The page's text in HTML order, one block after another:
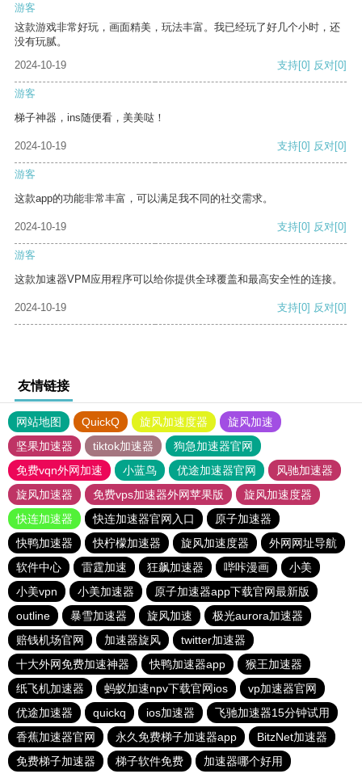
游客
这款游戏非常好玩，画面精美，玩法丰富。我已经玩了好几个小时，还
没有玩腻。
2024-10-19
支持[0] 反对[0]
游客
梯子神器，ins随便看，美美哒！
2024-10-19 支持[0] 反对[0]
游客
这款app的功能非常丰富，可以满足我不同的社交需求。
2024-10-19 支持[0] 反对[0]
游客
这款加速器VPM应用程序可以给你提供全球覆盖和最高安全性的连接。
2024-10-19 支持[0] 反对[0]
友情链接
网站地图 QuickQ 旋风加速度器
旋风加速
坚果加速器
tiktok加速器
狗急加速器官网
免费vqn外网加速
小蓝鸟 优途加速器官网
风驰加速器
旋风加速器
免费vps加速器外网苹果版
旋风加速度器
快连加速器
快连加速器官网入口
原子加速器
快鸭加速器
快柠檬加速器 旋风加速度器
外网网址导航
软件中心
雷霆加速 狂飙加速器 哔咔漫画
小美
小美vpn
小美加速器
原子加速器app下载官网最新版
outline
暴雪加速器 旋风加速
极光aurora加速器
赔钱机场官网
加速器旋风
twitter加速器
十大外网免费加速神器
快鸭加速器app
猴王加速器
纸飞机加速器
蚂蚁加速npv下载官网ios
vp加速器官网
优途加速器
quickq ios加速器
飞驰加速器15分钟试用
香蕉加速器官网
永久免费梯子加速器app
BitzNet加速器
免费梯子加速器
梯子软件免费 加速器哪个好用